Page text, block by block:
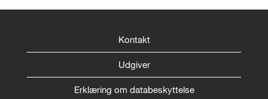
Kontakt
Udgiver
Erklæring om databeskyttelse